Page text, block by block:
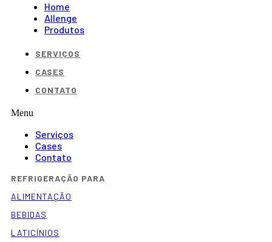
Home
Allenge
Produtos
SERVIÇOS
CASES
CONTATO
Menu
Serviços
Cases
Contato
REFRIGERAÇÃO PARA
ALIMENTAÇÃO
BEBIDAS
LATICÍNIOS